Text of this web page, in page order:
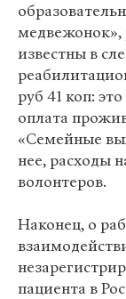
медвежонок»,
известны в
руб 41 коп:
оплата
«Семейные
нее, расходы
волонтеров.
Наконец, о
пациента в